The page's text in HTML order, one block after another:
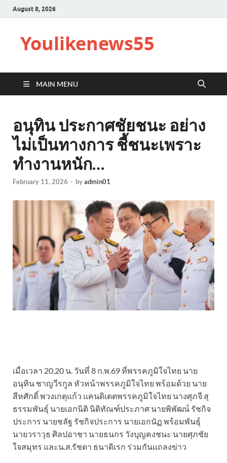
August 8, 2026
Youlikenews55
MAIN MENU
อนุทิน ประกาศชัยชนะ อย่าง
ไม่เป็นทางการ ชี้ชนะเพราะ
ทำงานหนัก…
February 11, 2026 - byadmin01
เมื่อเวลา 20.20 น. วันที่ 8 ก.พ.69 ที่พรรคภูมิใจไทย นาย
อนุทิน ชาญวีรกูล หัวหน้าพรรคภูมิใจไทย พร้อมด้วย นาย
สีหศักดิ์ พวงเกตุแก้ว แคนดิเดตพรรคภูมิใจไทย นางศุภจี สุ
ธรรมพันธุ์ นายเอกนิติ นิติทัณฑ์ประภาศ นายพิพัฒน์ รัชกิจ
ประการ นายชลัฐ รัชกิจประการ นายเอกนัฏ พร้อมพันธุ์
นายวราวุธ ศิลปอาชา นายธนกร วังบุญคงชนะ นายศุภชัย
ใจสมุทร และน.ส.รัชดา ธนาดิเรก ร่วมกันแถลงข่าว